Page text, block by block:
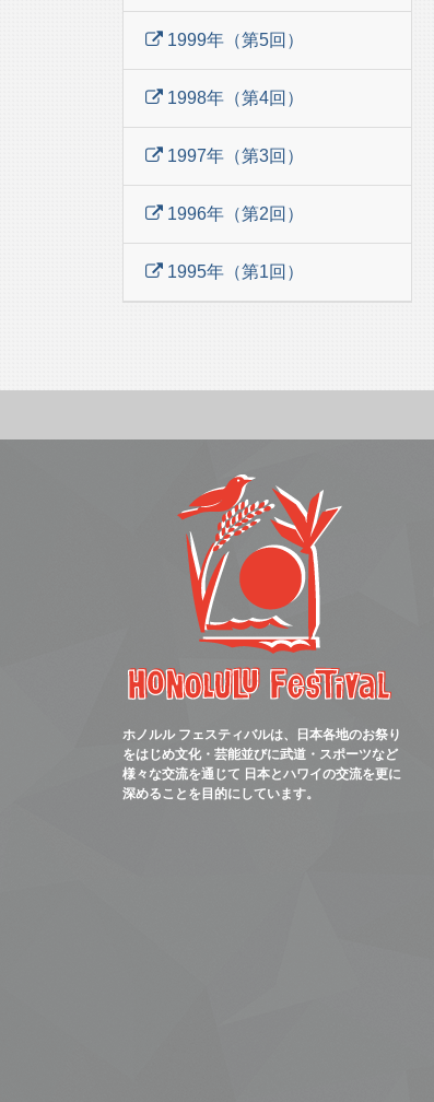
1999年（第5回）
1998年（第4回）
1997年（第3回）
1996年（第2回）
1995年（第1回）
ホノルル フェスティバルは、日本各地のお祭り
をはじめ文化・芸能並びに武道・スポーツなど
様々な交流を通じて 日本とハワイの交流を更に
深めることを目的にしています。